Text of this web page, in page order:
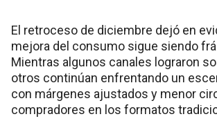
El retroceso de diciembre dejó en
mejora del consumo sigue siendo
Mientras algunos canales lograron
otros continúan enfrentando un
con márgenes ajustados y menor
compradores en los formatos